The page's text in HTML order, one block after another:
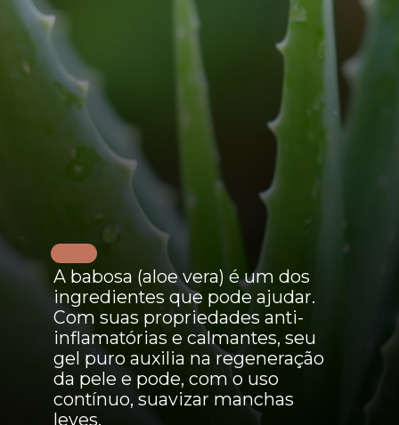
A babosa (aloe vera) é um dos
ingredientes que pode ajudar.
Com suas propriedades anti-
inflamatórias e calmantes, seu
gel puro auxilia na regeneração
da pele e pode, com o uso
contínuo, suavizar manchas
leves.